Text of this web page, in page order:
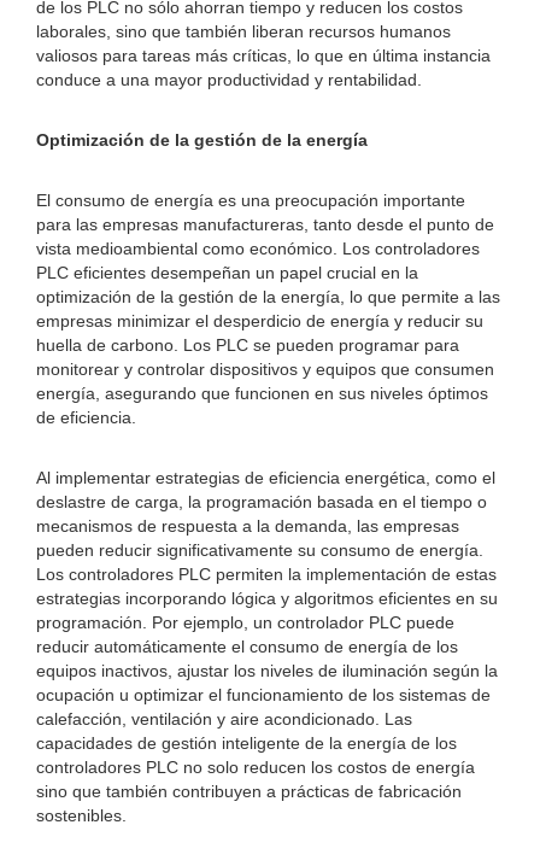
de los PLC no sólo ahorran tiempo y reducen los costos
laborales, sino que también liberan recursos humanos
valiosos para tareas más críticas, lo que en última instancia
conduce a una mayor productividad y rentabilidad.
Optimización de la gestión de la energía
El consumo de energía es una preocupación importante
para las empresas manufactureras, tanto desde el punto de
vista medioambiental como económico. Los controladores
PLC eficientes desempeñan un papel crucial en la
optimización de la gestión de la energía, lo que permite a las
empresas minimizar el desperdicio de energía y reducir su
huella de carbono. Los PLC se pueden programar para
monitorear y controlar dispositivos y equipos que consumen
energía, asegurando que funcionen en sus niveles óptimos
de eficiencia.
Al implementar estrategias de eficiencia energética, como el
deslastre de carga, la programación basada en el tiempo o
mecanismos de respuesta a la demanda, las empresas
pueden reducir significativamente su consumo de energía.
Los controladores PLC permiten la implementación de estas
estrategias incorporando lógica y algoritmos eficientes en su
programación. Por ejemplo, un controlador PLC puede
reducir automáticamente el consumo de energía de los
equipos inactivos, ajustar los niveles de iluminación según la
ocupación u optimizar el funcionamiento de los sistemas de
calefacción, ventilación y aire acondicionado. Las
capacidades de gestión inteligente de la energía de los
controladores PLC no solo reducen los costos de energía
sino que también contribuyen a prácticas de fabricación
sostenibles.